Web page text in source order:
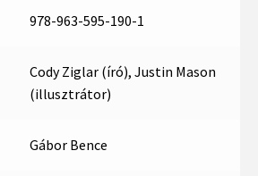
978-963-595-190-1
Cody Ziglar (író), Justin Mason
(illusztrátor)
Gábor Bence